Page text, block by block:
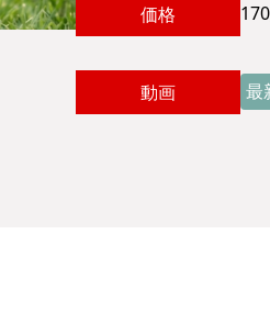
価格
動画 最